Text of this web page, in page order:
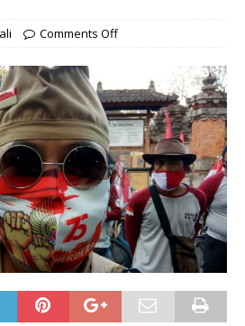
Comments Off